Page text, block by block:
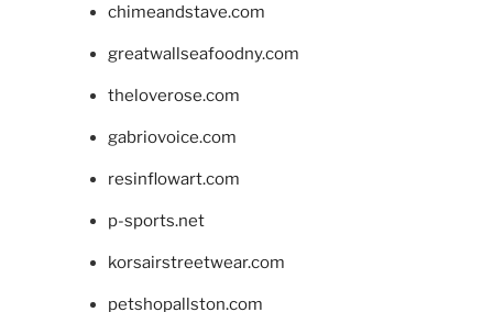
chimeandstave.com
greatwallseafoodny.com
theloverose.com
gabriovoice.com
resinflowart.com
p-sports.net
korsairstreetwear.com
petshopallston.com